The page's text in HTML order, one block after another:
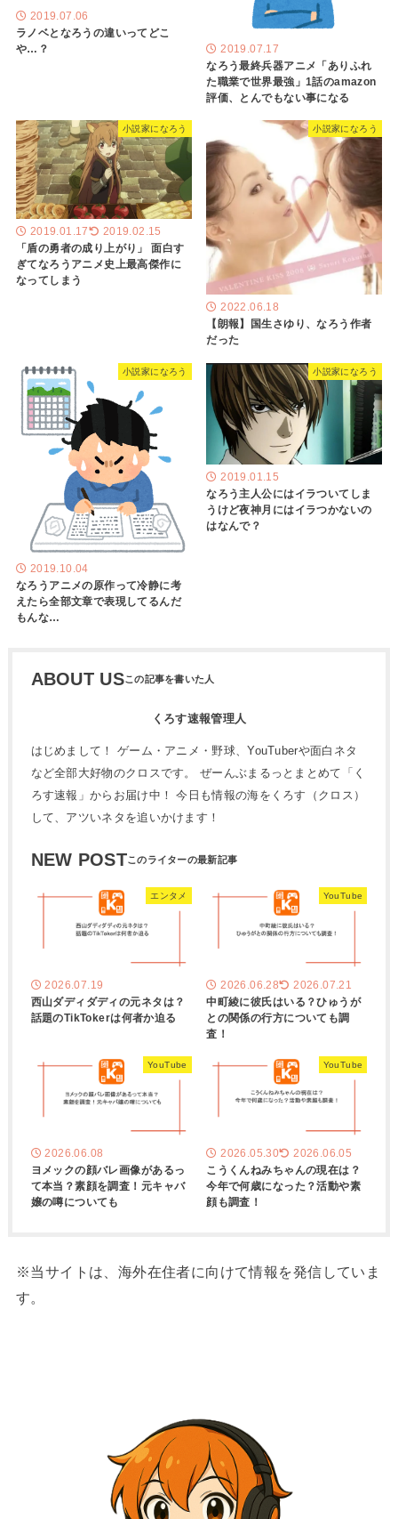
2019.07.06
ラノベとなろうの違いってどこ
や…？
2019.07.17
なろう最終兵器アニメ「ありふれ
た職業で世界最強」1話のamazon
評価、とんでもない事になる
小説家になろう
2019.01.17 2019.02.15
「盾の勇者の成り上がり」 面白す
ぎてなろうアニメ史上最高傑作に
なってしまう
小説家になろう
2022.06.18
【朗報】国生さゆり、なろう作者
だった
小説家になろう
2019.10.04
なろうアニメの原作って冷静に考
えたら全部文章で表現してるんだ
もんな…
小説家になろう
2019.01.15
なろう主人公にはイラついてしま
うけど夜神月にはイラつかないの
はなんで？
ABOUT US
くろす速報管理人
はじめまして！ ゲーム・アニメ・野球、YouTuberや面白ネタ
など全部大好物のクロスです。 ぜーんぶまるっとまとめて「く
ろす速報」からお届け中！ 今日も情報の海をくろす（クロス）
して、アツいネタを追いかけます！
NEW POST
エンタメ
2026.07.19
西山ダディダディの元ネタは？
話題のTikTokerは何者か迫る
YouTube
2026.06.28 2026.07.21
中町綾に彼氏はいる？ひゅうが
との関係の行方についても調
査！
YouTube
2026.06.08
ヨメックの顔バレ画像があるっ
て本当？素顔を調査！元キャバ
嬢の噂についても
YouTube
2026.05.30 2026.06.05
こうくんねみちゃんの現在は？
今年で何歳になった？活動や素
顔も調査！
※当サイトは、海外在住者に向けて情報を発信していま
す。